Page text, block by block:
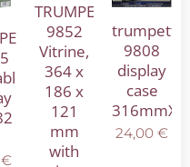
€
TRUMPETER
9852
Vitrine,
364 x
186 x
121
mm
with
9808
display
case
24,00 €